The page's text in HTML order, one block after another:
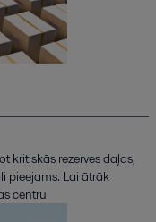
kritiskās rezerves daļas,
pieejams. Lai ātrāk
centru